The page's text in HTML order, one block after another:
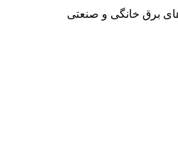
برق خانگی و صنعتی